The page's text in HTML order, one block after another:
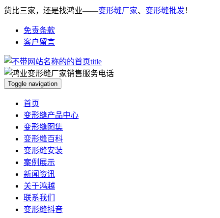
货比三家，还是找鸿业——变形缝厂家、 变形缝批发 ！
免责条款
客户留言
Toggle navigation
首页
变形缝产品中心
变形缝图集
变形缝百科
变形缝安装
案例展示
新闻资讯
关于鸿越
联系我们
变形缝抖音